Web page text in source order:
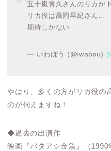
五十嵐貴久さんのリカが
リカ役は高岡早紀さん…
期待しかない
— いわぼう (@iwabou)
やはり、多くの方がリカ役の
のが伺えますね！
◆過去の出演作
映画『バタアシ金魚』（